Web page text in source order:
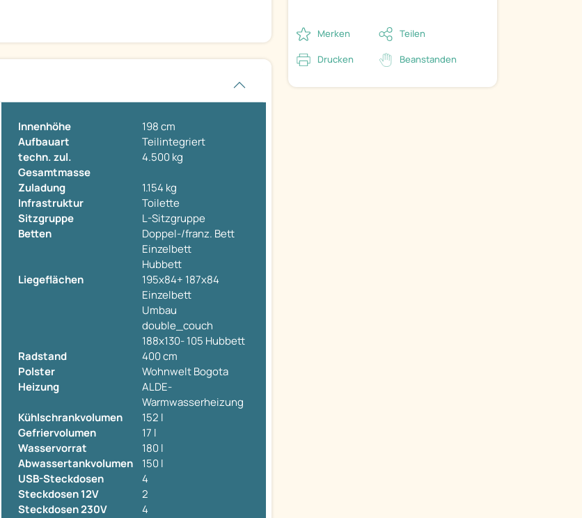
Innenhöhe
198 cm
Aufbauart
Teilintegriert
techn. zul.
Gesamtmasse
4.500 kg
Zuladung
1.154 kg
Infrastruktur
Toilette
Sitzgruppe
L-Sitzgruppe
Betten
Doppel-/franz. Bett
Einzelbett
Hubbett
Liegeflächen
195x84+ 187x84
Einzelbett
Umbau
double_couch
188x130- 105 Hubbett
Radstand
400 cm
Polster
Wohnwelt Bogota
Heizung
ALDE-
Warmwasserheizung
Kühlschrankvolumen
152 l
Gefriervolumen
17 l
Wasservorrat
180 l
Abwassertankvolumen
150 l
USB-Steckdosen
4
Steckdosen 12V
2
Steckdosen 230V
4
Merken Teilen
Drucken Beanstanden